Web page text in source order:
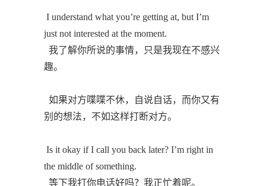
I understand what you’re getting at, but I’m
just not interested at the moment.
我了解你所说的事情，只是我现在不感兴
趣。
如果对方喋喋不休，自说自话，而你又有
别的想法，不如这样打断对方。
Is it okay if I call you back later? I’m right in
the middle of something.
等下我打你电话好吗？我正忙着呢。